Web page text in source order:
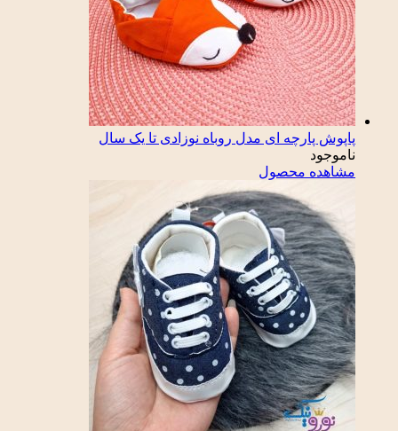
پاپوش پارچه ای مدل روباه نوزادی تا یک سال
ناموجود
مشاهده محصول